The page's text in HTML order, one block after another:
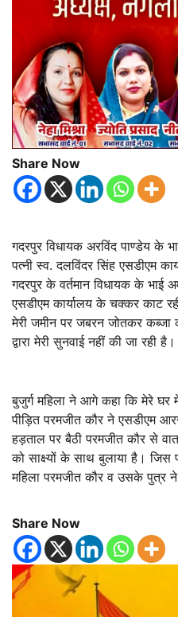
Share Now
गदरपुर विधायक अरविंद पाण्डेय के
पत्नी स्व. दलविंदर सिंह एसडीएम
गदरपुर के वर्तमान विधायक के भाई
एसडीएम कार्यालय के चक्कर काट
मेरी जमीन पर जबरन जोतकर
द्वारा मेरी सुनवाई नहीं की जा
बुजुर्ग महिला ने आगे कहा कि मेरे घर
पीड़ित परमजीत कौर ने एसडीएम
हड़ताल पर बैठी परमजीत कौर से
को साक्ष्यों के साथ बुलाया है। जिस
महिला परमजीत कौर व उसके पुत्र
Share Now